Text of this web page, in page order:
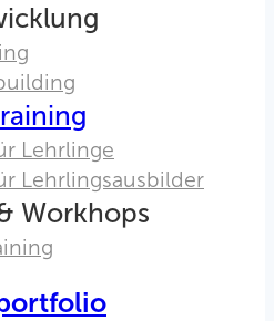
Lehrlinge
Lehrlingsausbilder
Workhops